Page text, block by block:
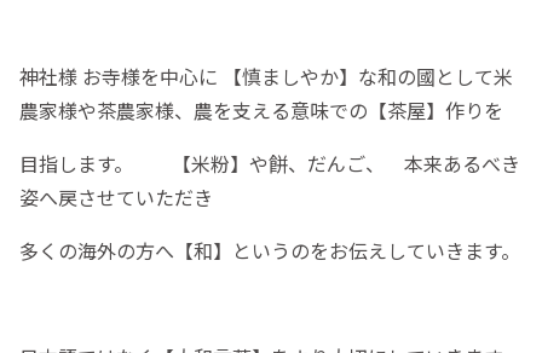
神社様 お寺様を中心に 【慎ましやか】な和の國として米
農家様や茶農家様、農を支える意味での【茶屋】作りを
目指します。 【米粉】や餅、だんご、 本来あるべき
姿へ戻させていただき
多くの海外の方へ【和】というのをお伝えしていきます。